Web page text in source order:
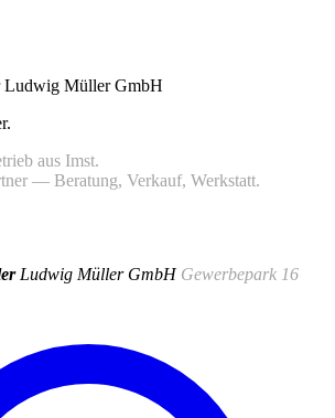
Ludwig Müller GmbH
.
aus Imst.
— Beratung, Verkauf, Werkstatt.
Ludwig Müller GmbH Gewerbepark 16